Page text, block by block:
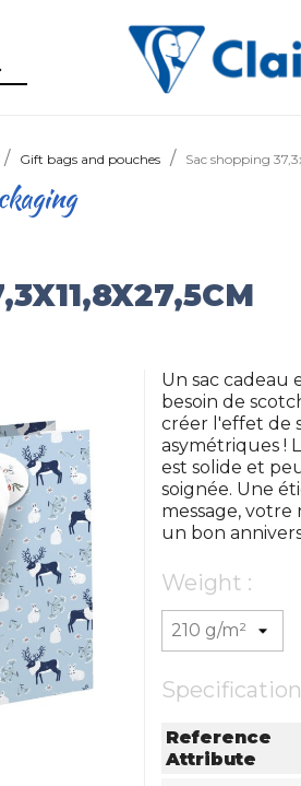
Gift bags and pouches Sac shopping
Un sac cadeau
besoin de
créer l'effet de
asymétriques !
est solide et
soignée. Une
message,
un bon
Weight :
Reference
Attribute